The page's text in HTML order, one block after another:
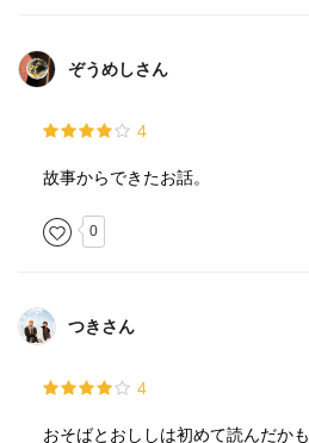
ぞうめしさん
4
故事からできたお話。
0
つきさん
4
おそばとおししは初めて読んだかも